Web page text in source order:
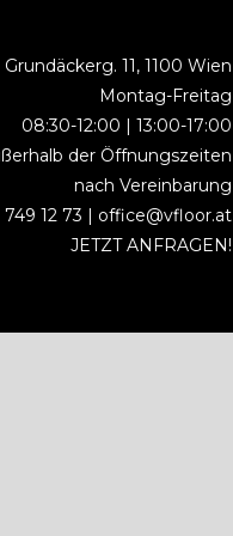
Grundäckerg. 11, 1100 Wien
Montag-Freitag
08:30-12:00 | 13:00-17:00
der Öffnungszeiten
nach Vereinbarung
749 12 73 | office@vfloor.at
JETZT ANFRAGEN!